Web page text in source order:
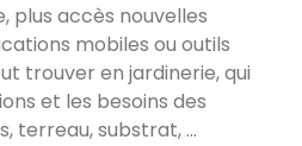
plus accès nouvelles
mobiles ou outils
trouver en jardinerie, qui
et les besoins des
terreau, substrat, …